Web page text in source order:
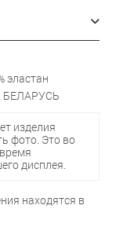
эластан
изделия
фото. Это во
дисплея.
находятся в